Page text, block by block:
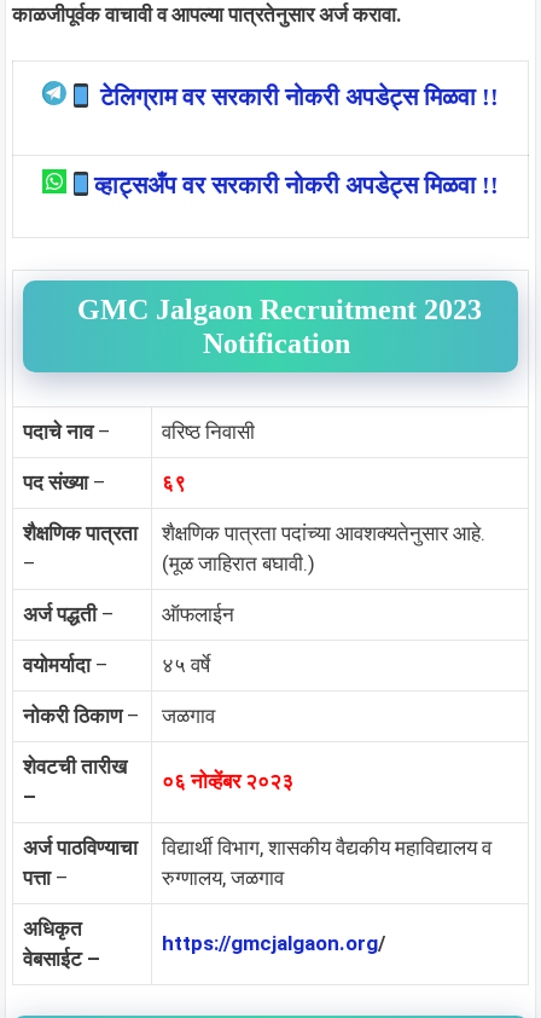
काळजीपूर्वक वाचावी व आपल्या पात्रतेनुसार अर्ज करावा.
टेलिग्राम वर सरकारी नोकरी अपडेट्स मिळवा !!
व्हाट्सअँप वर सरकारी नोकरी अपडेट्स मिळवा !!
GMC Jalgaon Recruitment 2023
Notification
पदाचे नाव– वरिष्ठ निवासी
पद संख्या– ६९
शैक्षणिक पात्रता
–
शैक्षणिक पात्रता पदांच्या आवशक्यतेनुसार आहे.
(मूळ जाहिरात बघावी.)
अर्ज पद्धती– ऑफलाईन
वयोमर्यादा– ४५ वर्षे
नोकरी ठिकाण– जळगाव
शेवटची तारीख
–
०६ नोव्हेंबर २०२३
अर्ज पाठविण्याचा
पत्ता–
विद्यार्थी विभाग, शासकीय वैद्यकीय महाविद्यालय व
रुग्णालय, जळगाव
अधिकृत
वेबसाईट –
https://gmcjalgaon.org/